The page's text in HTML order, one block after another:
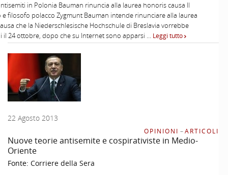
in Polonia Bauman rinuncia alla laurea honoris causa Il
e filosofo polacco Zygmunt Bauman intende rinunciare alla laurea
che la Niederschlesische Hochschule di Breslavia vorrebbe
il 24 ottobre, dopo che su Internet sono apparsi … Leggi tutto
22 Agosto 2013
OPINIONI –ARTICOLI
Nuove teorie antisemite e cospirativiste in Medio-
Oriente
Fonte: Corriere della Sera